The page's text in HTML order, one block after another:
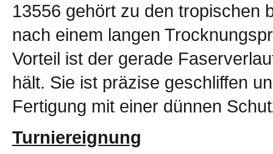
13556 gehört zu den tropischen
nach einem langen
Vorteil ist der gerade
hält. Sie ist präzise geschliffen
Fertigung mit einer dünnen
Turniereignung